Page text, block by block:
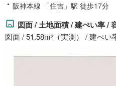
阪神本線 「住吉」駅 徒歩17分
図面 / 土地面積 / 建ぺい率 /
図面 / 51.58m2 （実測） / 建ぺ